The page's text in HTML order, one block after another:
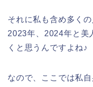
それに私も含め多く
2023年、2024年と美
くと思うんですよね♪
なので、ここでは私